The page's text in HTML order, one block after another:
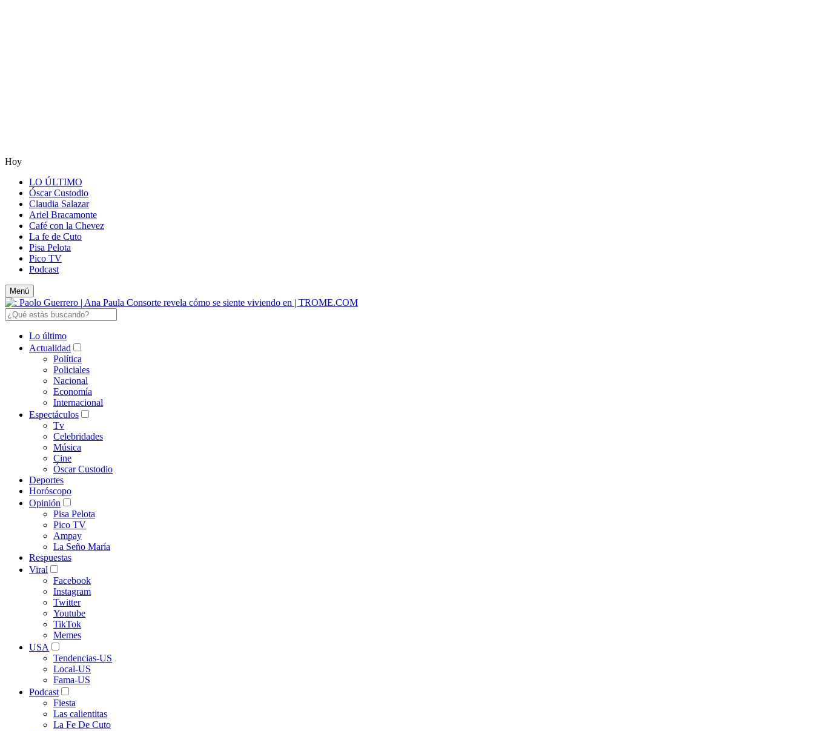
Hoy
LO ÚLTIMO
Óscar Custodio
Claudia Salazar
Ariel Bracamonte
Café con la Chevez
La fe de Cuto
Pisa Pelota
Pico TV
Podcast
Menú
Lo último
Actualidad
Política
Policiales
Nacional
Economía
Internacional
Espectáculos
Tv
Celebridades
Música
Cine
Óscar Custodio
Deportes
Horóscopo
Opinión
Pisa Pelota
Pico TV
Ampay
La Seño María
Respuestas
Viral
Facebook
Instagram
Twitter
Youtube
TikTok
Memes
USA
Tendencias-US
Local-US
Fama-US
Podcast
Fiesta
Las calientitas
La Fe De Cuto